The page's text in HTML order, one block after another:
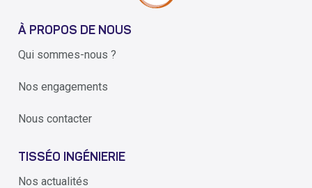
À PROPOS DE NOUS
Qui sommes-nous ?
Nos engagements
Nous contacter
TISSÉO INGÉNIERIE
Nos actualités